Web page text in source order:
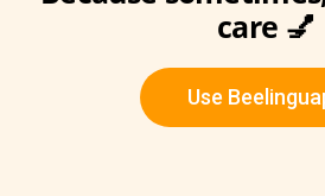
care 💅
Use